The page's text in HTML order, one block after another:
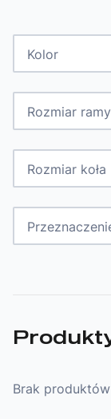
Kolor
Rozmiar
Rozmiar
Brak